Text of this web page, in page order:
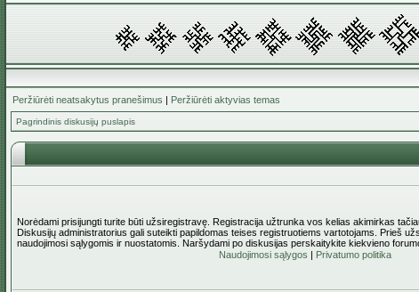
Peržiūrėti neatsakytus pranešimus | Peržiūrėti aktyvias temas
Pagrindinis diskusijų puslapis
Norėdami prisijungti turite būti užsiregistravę. Registracija užtrunka vos kelias akimirkas
Diskusijų administratorius gali suteikti papildomas teises registruotiems vartotojams. Prieš
naudojimosi sąlygomis ir nuostatomis. Naršydami po diskusijas perskaitykite kiekvieno
Naudojimosi sąlygos | Privatumo politika